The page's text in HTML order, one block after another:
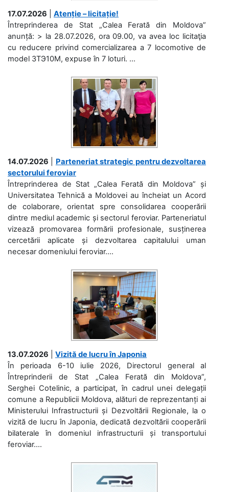
17.07.2026
Atenție – licitație!
Întreprinderea de Stat „Calea Ferată din Moldova”
anunță: > la 28.07.2026, ora 09.00, va avea loc licitaţia
cu reducere privind comercializarea a 7 locomotive de
model 3ТЭ10М, expuse în 7 loturi. ...
14.07.2026
Parteneriat strategic pentru dezvoltarea
sectorului feroviar
Întreprinderea de Stat „Calea Ferată din Moldova” și
Universitatea Tehnică a Moldovei au încheiat un Acord
de colaborare, orientat spre consolidarea cooperării
dintre mediul academic și sectorul feroviar. Parteneriatul
vizează promovarea formării profesionale, susținerea
cercetării aplicate și dezvoltarea capitalului uman
necesar domeniului feroviar....
13.07.2026
Vizită de lucru în Japonia
În perioada 6-10 iulie 2026, Directorul general al
Întreprinderii de Stat „Calea Ferată din Moldova”,
Serghei Cotelinic, a participat, în cadrul unei delegații
comune a Republicii Moldova, alături de reprezentanți ai
Ministerului Infrastructurii și Dezvoltării Regionale, la o
vizită de lucru în Japonia, dedicată dezvoltării cooperării
bilaterale în domeniul infrastructurii și transportului
feroviar....